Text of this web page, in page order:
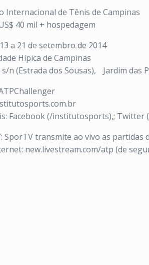
Internacional de Tênis de Campinas
40 mil + hospedagem
a 21 de setembro de 2014
Hípica de Campinas
n (Estrada dos Sousas), Jardim das
Facebook (/institutosports),;
SporTV transmite ao vivo as partidas
new.livestream.com/atp (de